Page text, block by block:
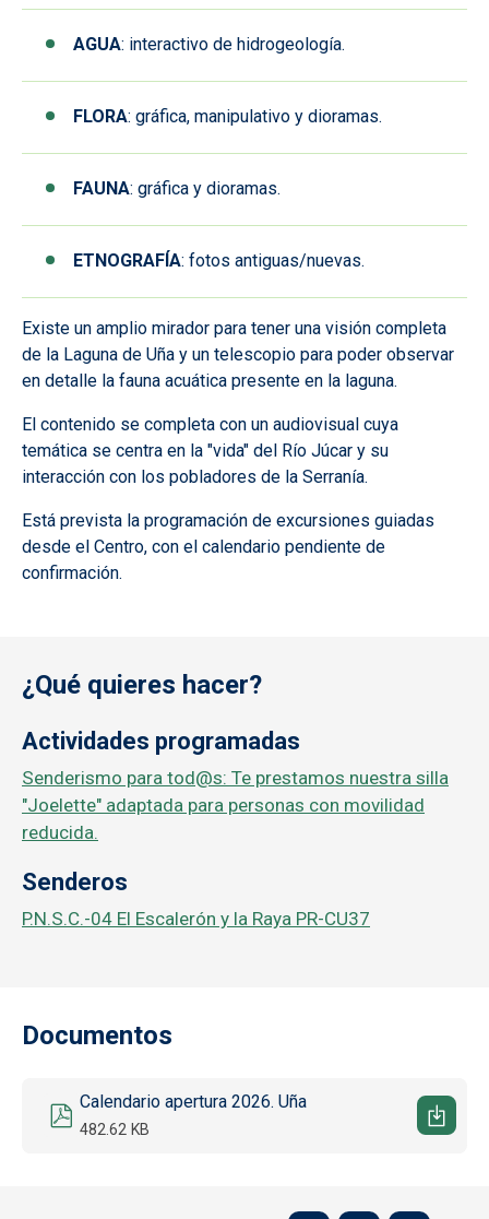
AGUA: interactivo de hidrogeología.
FLORA: gráfica, manipulativo y dioramas.
FAUNA: gráfica y dioramas.
ETNOGRAFÍA: fotos antiguas/nuevas.
Existe un amplio mirador para tener una visión completa
de la Laguna de Uña y un telescopio para poder observar
en detalle la fauna acuática presente en la laguna.
El contenido se completa con un audiovisual cuya
temática se centra en la "vida" del Río Júcar y su
interacción con los pobladores de la Serranía.
Está prevista la programación de excursiones guiadas
desde el Centro, con el calendario pendiente de
confirmación.
¿Qué quieres hacer?
Actividades programadas
Senderismo para tod@s: Te prestamos nuestra silla
"Joelette" adaptada para personas con movilidad
reducida.
Senderos
P.N.S.C.-04 El Escalerón y la Raya PR-CU37
Documentos
Documento
Calendario apertura 2026. Uña
482.62 KB